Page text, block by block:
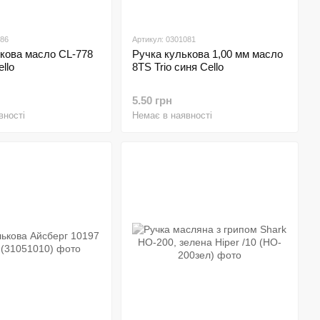
масло CL-778
Артикул: 0301081
Ручка кулькова 1,00 мм масло
8ТS Trio синя Cello
5.50 грн
Немає в наявності